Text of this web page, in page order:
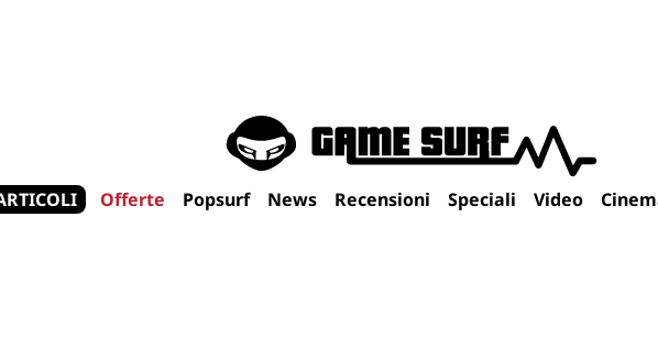
Offerte Popsurf News Recensioni Speciali Video